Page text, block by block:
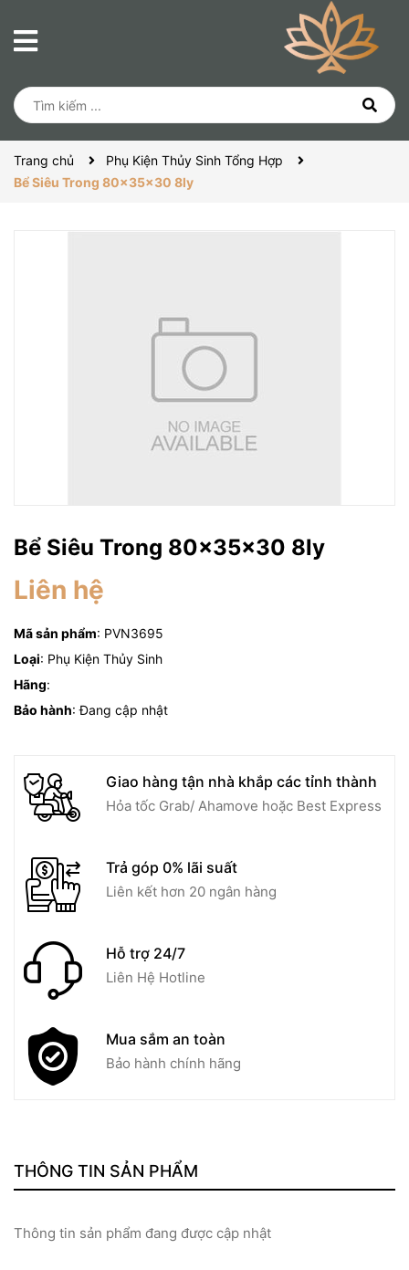
Trang chủ
Phụ Kiện Thủy Sinh Tổng Hợp
Bể Siêu Trong 80x35x30 8ly
Bể Siêu Trong 80x35x30 8ly
Liên hệ
Mã sản phẩm: PVN3695
Loại: Phụ Kiện Thủy Sinh
Hãng:
Bảo hành: Đang cập nhật
Giao hàng tận nhà khắp các tỉnh thành
Hỏa tốc Grab/ Ahamove hoặc Best Express
Trả góp 0% lãi suất
Liên kết hơn 20 ngân hàng
Hỗ trợ 24/7
Liên Hệ Hotline
Mua sắm an toàn
Bảo hành chính hãng
THÔNG TIN SẢN PHẨM
Thông tin sản phẩm đang được cập nhật